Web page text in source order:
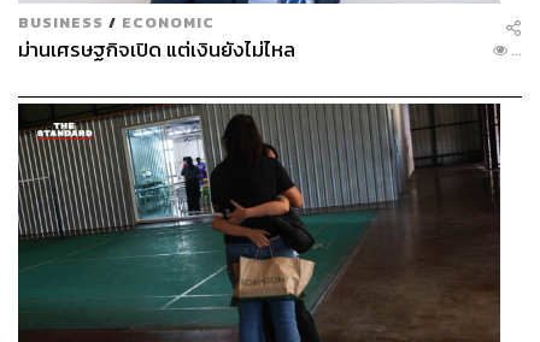
BUSINESS / ECONOMIC
ม่านเศรษฐกิจเปิด แต่เงินยังไม่ไหล ...